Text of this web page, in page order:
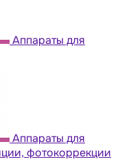
Аппараты для
Аппараты для
фотокоррекции